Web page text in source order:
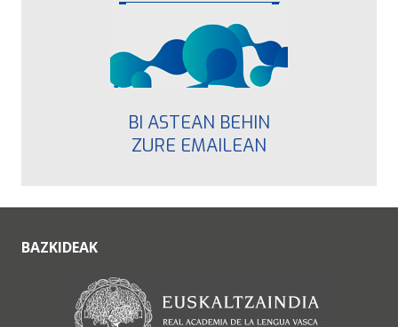
BI ASTEAN BEHIN
ZURE EMAILEAN
BAZKIDEAK